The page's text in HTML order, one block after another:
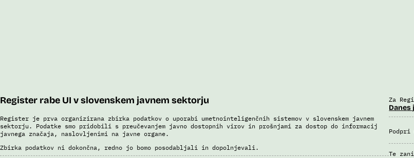
Register rabe UI v slovenskem javnem sektorju
Register je prva organizirana zbirka podatkov o uporabi umetnointeligenčnih sistemov v slovenskem javnem
sektorju. Podatke smo pridobili s preučevanjem javno dostopnih virov in prošnjami za dostop do informacij
javnega značaja, naslovljenimi na javne organe.
Zbirka podatkov ni dokončna, redno jo bomo posodabljali in dopolnjevali.
Za
Danes
Podpri
Te